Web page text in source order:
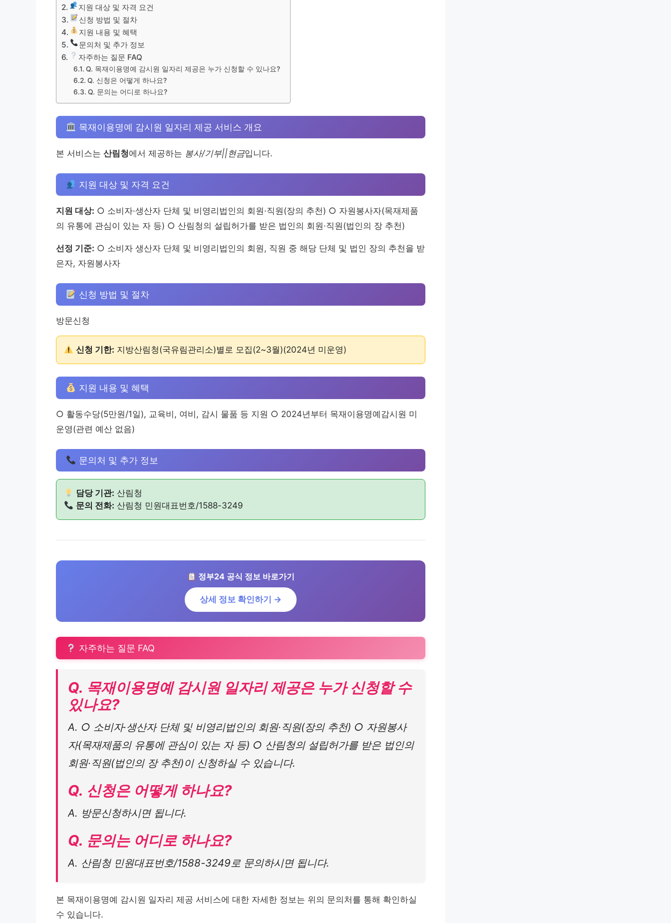
지원 대상 및 자격 요건
신청 방법 및 절차
지원 내용 및 혜택
문의처 및 추가 정보
자주하는 질문 FAQ
Q. 목재이용명예 감시원 일자리 제공은 누가 신청할 수 있나요?
Q. 신청은 어떻게 하나요?
Q. 문의는 어디로 하나요?
목재이용명예 감시원 일자리 제공 서비스 개요
본 서비스는 산림청에서 제공하는 봉사/기부||현금입니다.
지원 대상 및 자격 요건
지원 대상: ○ 소비자·생산자 단체 및 비영리법인의 회원·직원(장의 추천) ○ 자원봉사자(목재제품
의 유통에 관심이 있는 자 등) ○ 산림청의 설립허가를 받은 법인의 회원·직원(법인의 장 추천)
선정 기준: ○ 소비자 생산자 단체 및 비영리법인의 회원, 직원 중 해당 단체 및 법인 장의 추천을 받
은자, 자원봉사자
신청 방법 및 절차
방문신청
신청 기한: 지방산림청(국유림관리소)별로 모집(2~3월)(2024년 미운영)
지원 내용 및 혜택
○ 활동수당(5만원/1일), 교육비, 여비, 감시 물품 등 지원 ○ 2024년부터 목재이용명예감시원 미
운영(관련 예산 없음)
문의처 및 추가 정보
담당 기관: 산림청
문의 전화: 산림청 민원대표번호/1588-3249
정부24 공식 정보 바로가기
상세 정보 확인하기 →
자주하는 질문 FAQ
Q. 목재이용명예 감시원 일자리 제공은 누가 신청할 수
있나요?
A. ○ 소비자·생산자 단체 및 비영리법인의 회원·직원(장의 추천) ○ 자원봉사
자(목재제품의 유통에 관심이 있는 자 등) ○ 산림청의 설립허가를 받은 법인의
회원·직원(법인의 장 추천)이 신청하실 수 있습니다.
Q. 신청은 어떻게 하나요?
A. 방문신청하시면 됩니다.
Q. 문의는 어디로 하나요?
A. 산림청 민원대표번호/1588-3249로 문의하시면 됩니다.
본 목재이용명예 감시원 일자리 제공 서비스에 대한 자세한 정보는 위의 문의처를 통해 확인하실
수 있습니다.